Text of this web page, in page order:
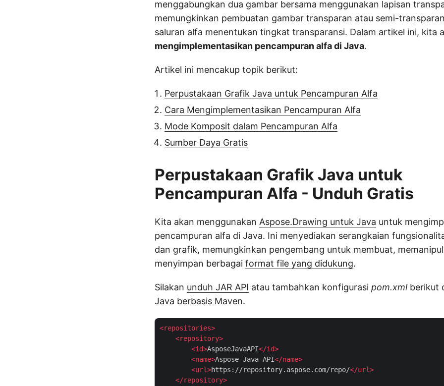
menggabungkan dua gambar bersama menggunakan lapisan
memungkinkan pembuatan gambar transparan atau semi-
saluran alfa menentukan tingkat transparansi. Dalam artikel ini, kita
mengimplementasikan pencampuran alfa di Java.
Artikel ini mencakup topik berikut:
Perpustakaan Grafik Java untuk Pencampuran Alfa
Cara Mengimplementasikan Pencampuran Alfa
Mode Komposit dalam Pencampuran Alfa
Sumber Daya Gratis
Perpustakaan Grafik Java untuk
Pencampuran Alfa - Unduh Gratis
Kita akan menggunakan Aspose.Drawing untuk Java untuk
pencampuran alfa di Java. Ini menyediakan serangkaian
dan grafik, memungkinkan pengembang untuk membuat,
menyimpan berbagai format file yang didukung.
Silakan unduh JAR API atau tambahkan konfigurasi pom.xmlberikut
Java berbasis Maven.
<repositories>
<repository>
<id>AsposeJavaAPI</id>
<name>Aspose Java API</name>
<url>https://repository.aspose.com/repo/</url>
</repository>